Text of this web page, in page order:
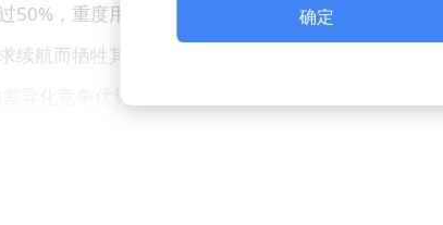
50%，重度用户可实现一天一充，轻度使用场景下
续航而牺牲其他配置，旗舰级处理器、高刷新率屏
异化竞争优势。
合能力与电池技术积累，率先推出8500mAh单电芯
确定